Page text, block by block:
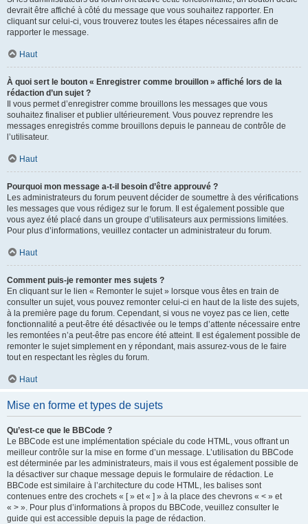
devrait être affiché à côté du message que vous souhaitez rapporter. En
cliquant sur celui-ci, vous trouverez toutes les étapes nécessaires afin de
rapporter le message.
Haut
À quoi sert le bouton « Enregistrer comme brouillon » affiché lors de la
rédaction d’un sujet ?
Il vous permet d’enregistrer comme brouillons les messages que vous
souhaitez finaliser et publier ultérieurement. Vous pouvez reprendre les
messages enregistrés comme brouillons depuis le panneau de contrôle de
l’utilisateur.
Haut
Pourquoi mon message a-t-il besoin d’être approuvé ?
Les administrateurs du forum peuvent décider de soumettre à des vérifications
les messages que vous rédigez sur le forum. Il est également possible que
vous ayez été placé dans un groupe d’utilisateurs aux permissions limitées.
Pour plus d’informations, veuillez contacter un administrateur du forum.
Haut
Comment puis-je remonter mes sujets ?
En cliquant sur le lien « Remonter le sujet » lorsque vous êtes en train de
consulter un sujet, vous pouvez remonter celui-ci en haut de la liste des sujets,
à la première page du forum. Cependant, si vous ne voyez pas ce lien, cette
fonctionnalité a peut-être été désactivée ou le temps d’attente nécessaire entre
les remontées n’a peut-être pas encore été atteint. Il est également possible de
remonter le sujet simplement en y répondant, mais assurez-vous de le faire
tout en respectant les règles du forum.
Haut
Mise en forme et types de sujets
Qu’est-ce que le BBCode ?
Le BBCode est une implémentation spéciale du code HTML, vous offrant un
meilleur contrôle sur la mise en forme d’un message. L’utilisation du BBCode
est déterminée par les administrateurs, mais il vous est également possible de
la désactiver sur chaque message depuis le formulaire de rédaction. Le
BBCode est similaire à l’architecture du code HTML, les balises sont
contenues entre des crochets « [ » et « ] » à la place des chevrons « < » et
« > ». Pour plus d’informations à propos du BBCode, veuillez consulter le
guide qui est accessible depuis la page de rédaction.